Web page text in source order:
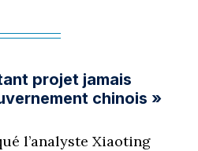
projet jamais
chinois »
l’analyste Xiaoting